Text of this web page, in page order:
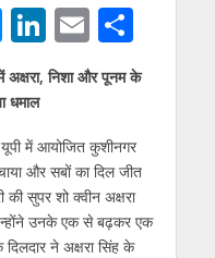
M
e
ss
e
n
g
er
Li
n
k
e
dI
n
E
m
ai
S
h
ar
अक्षरा, निशा और पूनम के
धमाल
यूपी में आयोजित कुशीनगर
और सबों का दिल जीत
की सुपर शो क्‍वीन अक्षरा
उनके एक से बढ़कर एक
दिलदार ने अक्षरा सिंह के